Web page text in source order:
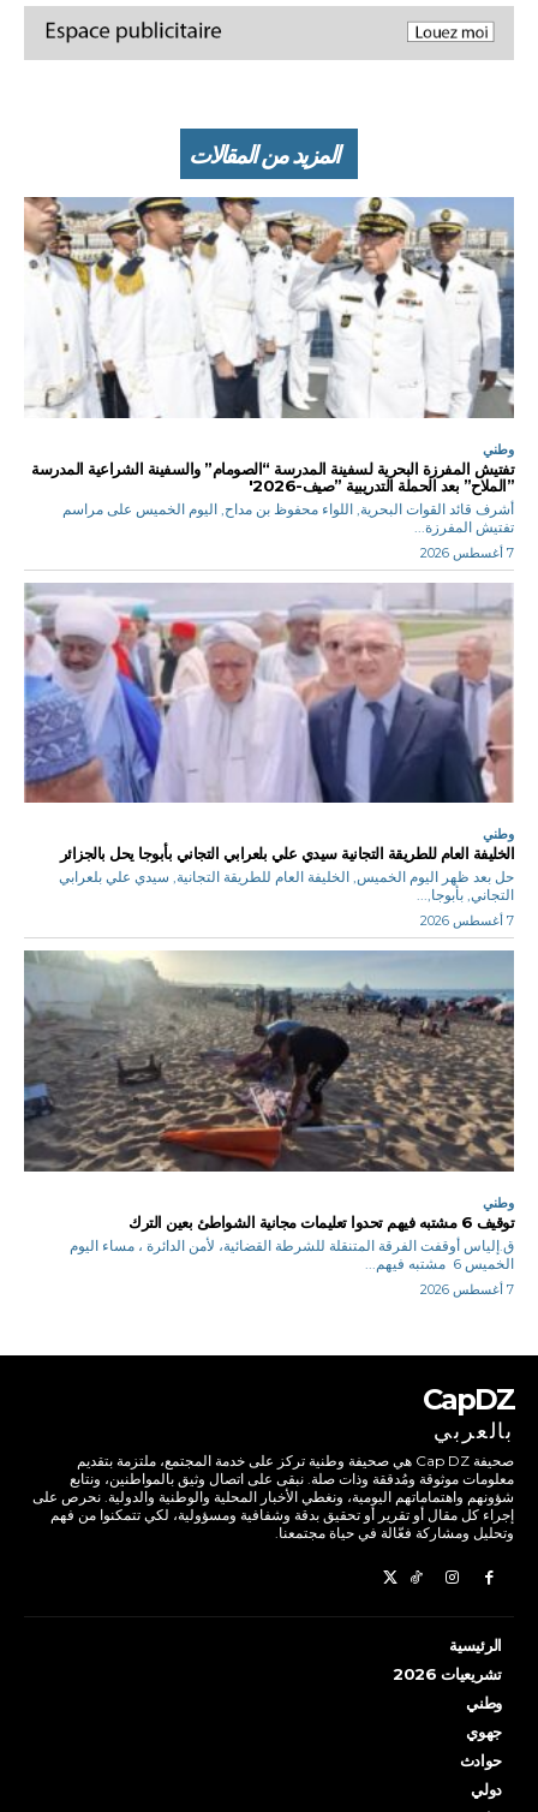
المزيد من المقالات
وطني
تفتيش المفرزة البحرية لسفينة المدرسة “الصومام” والسفينة الشراعية المدرسة
”الملاح” بعد الحملة التدريبية ”صيف-2026′
أشرف قائد القوات البحرية, اللواء محفوظ بن مداح, اليوم الخميس على مراسم
تفتيش المفرزة...
7 أغسطس 2026
وطني
الخليفة العام للطريقة التجانية سيدي علي بلعرابي التجاني بأبوجا يحل بالجزائر
حل بعد ظهر اليوم الخميس, الخليفة العام للطريقة التجانية, سيدي علي بلعرابي
التجاني, بأبوجا,...
7 أغسطس 2026
وطني
توقيف 6 مشتبه فيهم تحدوا تعليمات مجانية الشواطئ بعين الترك
ق.إلياس أوقفت الفرقة المتنقلة للشرطة القضائية، لأمن الدائرة ، مساء اليوم
الخميس 6 مشتبه فيهم...
7 أغسطس 2026
CapDZ
بالعربي
صحيفة Cap DZ هي صحيفة وطنية تركز على خدمة المجتمع، ملتزمة بتقديم
معلومات موثوقة ومُدققة وذات صلة. نبقى على اتصال وثيق بالمواطنين، ونتابع
شؤونهم واهتماماتهم اليومية، ونغطي الأخبار المحلية والوطنية والدولية. نحرص على
إجراء كل مقال أو تقرير أو تحقيق بدقة وشفافية ومسؤولية، لكي تتمكنوا من فهم
وتحليل ومشاركة فعّالة في حياة مجتمعنا.
الرئيسية
تشريعيات 2026
وطني
جهوي
حوادث
دولي